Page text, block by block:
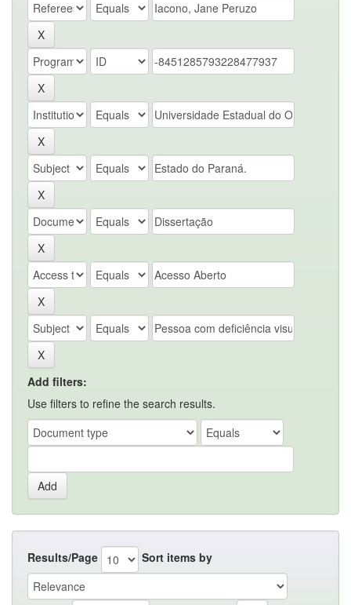
Add filters:
Use filters to refine the search results.
Results/Page Sort items by